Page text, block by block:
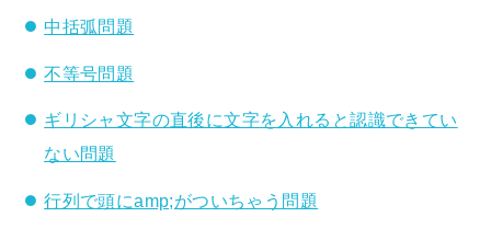
中括弧問題
不等号問題
ギリシャ文字の直後に文字を入れると認識できてい
ない問題
行列で頭にamp;がついちゃう問題